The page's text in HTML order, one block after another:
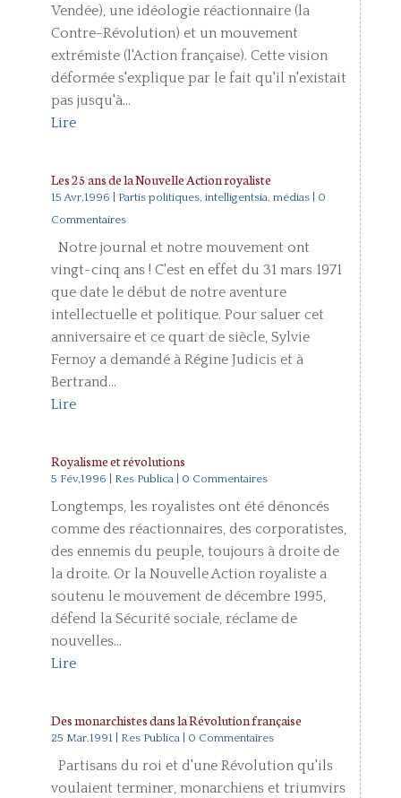
Vendée), une idéologie réactionnaire (la
Contre-Révolution) et un mouvement
extrémiste (l'Action française). Cette vision
déformée s'explique par le fait qu'il n'existait
pas jusqu'à...
Lire
Les 25 ans de la Nouvelle Action royaliste
15 Avr,1996 Partis politiques, intelligentsia, médias| 0
Commentaires
Notre journal et notre mouvement ont
vingt-cinq ans ! C'est en effet du 31 mars 1971
que date le début de notre aventure
intellectuelle et politique. Pour saluer cet
anniversaire et ce quart de siècle, Sylvie
Fernoy a demandé à Régine Judicis et à
Bertrand...
Lire
Royalisme et révolutions
5 Fév,1996 Res Publica| 0 Commentaires
Longtemps, les royalistes ont été dénoncés
comme des réactionnaires, des corporatistes,
des ennemis du peuple, toujours à droite de
la droite. Or la Nouvelle Action royaliste a
soutenu le mouvement de décembre 1995,
défend la Sécurité sociale, réclame de
nouvelles...
Lire
Des monarchistes dans la Révolution française
25 Mar,1991 Res Publica| 0 Commentaires
Partisans du roi et d'une Révolution qu'ils
voulaient terminer, monarchiens et triumvirs